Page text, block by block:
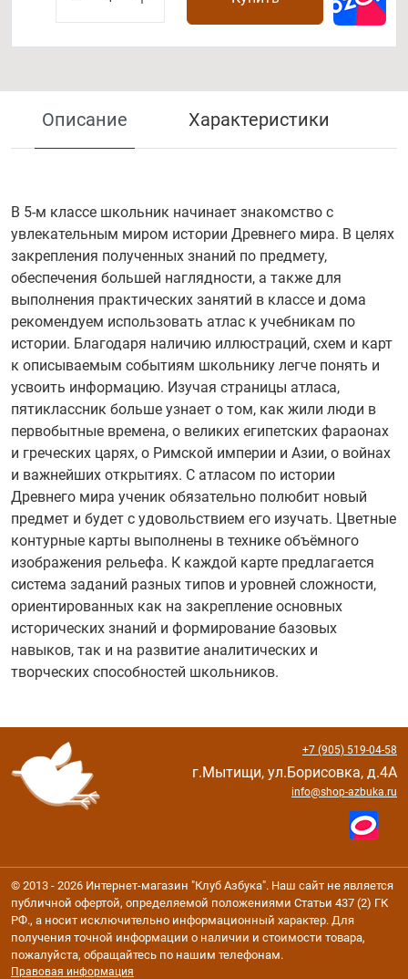
Описание Характеристики
В 5-м классе школьник начинает знакомство с
увлекательным миром истории Древнего мира. В целях
закрепления полученных знаний по предмету,
обеспечения большей наглядности, а также для
выполнения практических занятий в классе и дома
рекомендуем использовать атлас к учебникам по
истории. Благодаря наличию иллюстраций, схем и карт
к описываемым событиям школьнику легче понять и
усвоить информацию. Изучая страницы атласа,
пятиклассник больше узнает о том, как жили люди в
первобытные времена, о великих египетских фараонах
и греческих царях, о Римской империи и Азии, о войнах
и важнейших открытиях. С атласом по истории
Древнего мира ученик обязательно полюбит новый
предмет и будет с удовольствием его изучать. Цветные
контурные карты выполнены в технике объёмного
изображения рельефа. К каждой карте предлагается
система заданий разных типов и уровней сложности,
ориентированных как на закрепление основных
исторических знаний и формирование базовых
навыков, так и на развитие аналитических и
творческих способностей школьников.
+7 (905) 519-04-58
г.Мытищи, ул.Борисовка, д.4А
info@shop-azbuka.ru
© 2013 - 2026 Интернет-магазин "Клуб Азбука". Наш сайт не является
публичной офертой, определяемой положениями Статьи 437 (2) ГК
РФ., а носит исключительно информационный характер. Для
получения точной информации о наличии и стоимости товара,
пожалуйста, обращайтесь по нашим телефонам.
Правовая информация